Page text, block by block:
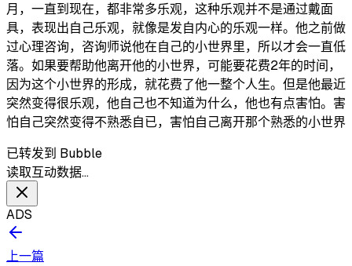
月，一直到现在，都非常多乐观，这种乐观并不是通过戴面
具，表现出自己乐观，就像是发自内心的乐观一样。他之前做
过心理咨询，咨询师说他在自己的小世界里，所以才会一直低
落。如果要帮助他离开他的小世界，可能要花费2年的时间，
因为这个小世界的形成，就花费了他一整个人生。但是他最近
突然变得很乐观，他自己也不知道为什么，他也有点害怕。害
怕自己突然变得不熟悉自已，害怕自己离开那个熟悉的小世界
已转发到 Bubble
读取互动数据…
ADS
上一篇